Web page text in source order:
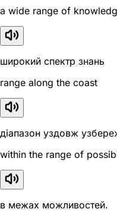
a wide range of
широкий спектр знань
range along the coast
діапазон уздовж
within the range of
в межах можливостей.